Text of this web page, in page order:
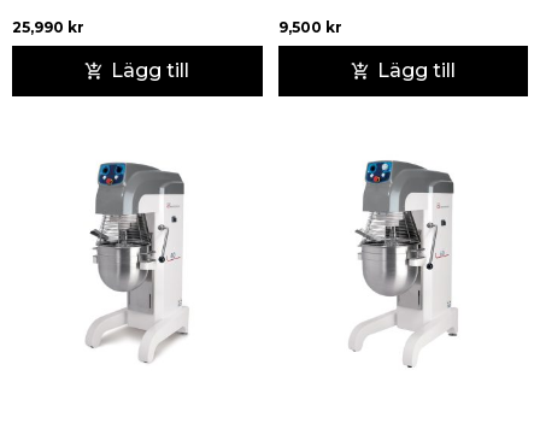
25,990 kr
Lägg till
9,500 kr
Lägg till